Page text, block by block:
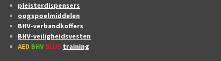
pleisterdispensers
oogspoelmiddelen
BHV-verbandkoffers
BHV-veiligheidsvesten
AED BHV BLUS training